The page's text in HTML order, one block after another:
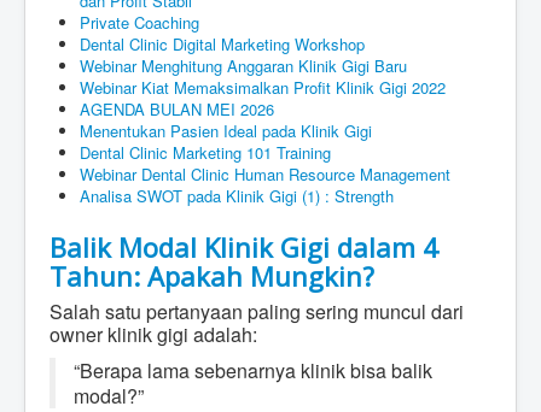
Private Coaching
Dental Clinic Digital Marketing Workshop
Webinar Menghitung Anggaran Klinik Gigi Baru
Webinar Kiat Memaksimalkan Profit Klinik Gigi 2022
AGENDA BULAN MEI 2026
Menentukan Pasien Ideal pada Klinik Gigi
Dental Clinic Marketing 101 Training
Webinar Dental Clinic Human Resource Management
Analisa SWOT pada Klinik Gigi (1) : Strength
Balik Modal Klinik Gigi dalam 4
Tahun: Apakah Mungkin?
Salah satu pertanyaan paling sering muncul dari
owner klinik gigi adalah:
“Berapa lama sebenarnya klinik bisa balik
modal?”